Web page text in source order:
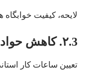
لایحه، کیفیت
۲.3. کاهش حوادث شغلی
تعیین ساعات کار